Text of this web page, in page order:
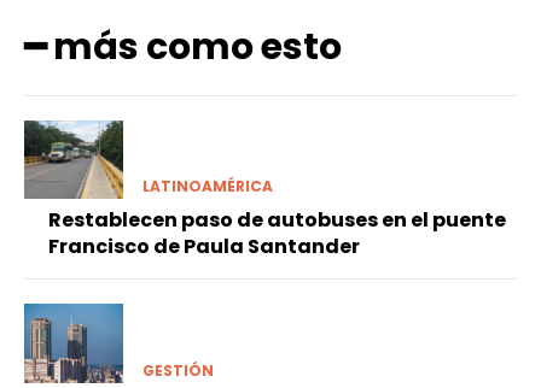
━ más como esto
LATINOAMÉRICA
Restablecen paso de autobuses en el puente
Francisco de Paula Santander
GESTIÓN